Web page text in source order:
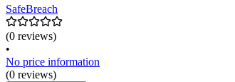
SafeBreach
(0 reviews)
•
No price information
(0 reviews)